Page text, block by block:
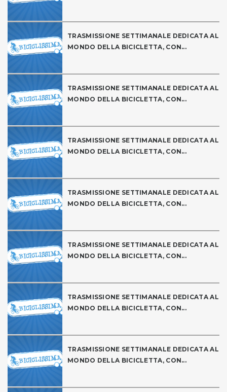
TRASMISSIONE SETTIMANALE DEDICATA AL
MONDO DELLA BICICLETTA, CON...
TRASMISSIONE SETTIMANALE DEDICATA AL
MONDO DELLA BICICLETTA, CON...
TRASMISSIONE SETTIMANALE DEDICATA AL
MONDO DELLA BICICLETTA, CON...
TRASMISSIONE SETTIMANALE DEDICATA AL
MONDO DELLA BICICLETTA, CON...
TRASMISSIONE SETTIMANALE DEDICATA AL
MONDO DELLA BICICLETTA, CON...
TRASMISSIONE SETTIMANALE DEDICATA AL
MONDO DELLA BICICLETTA, CON...
TRASMISSIONE SETTIMANALE DEDICATA AL
MONDO DELLA BICICLETTA, CON...